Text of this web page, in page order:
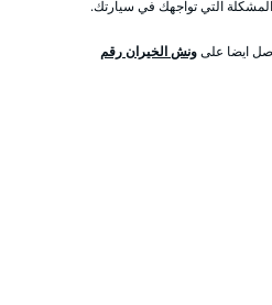
التي تواجهك في سيارتك.
ايضا علىونش الخيران رقم